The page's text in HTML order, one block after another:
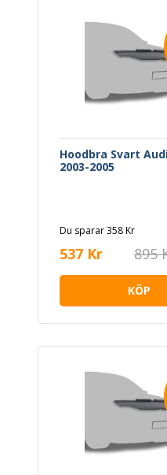
Hoodbra Svart
2003-2005
Du sparar 358 Kr
537 Kr 895
KÖP